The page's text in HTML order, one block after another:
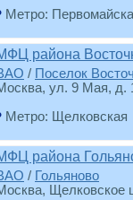
Метро:
района
/ Поселок
ул. 9 Мая, д.
Метро: Щелковская
района
/ Гольяново
Щелковское